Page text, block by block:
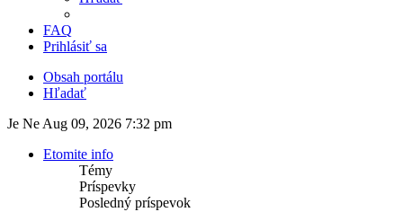
FAQ
Prihlásiť sa
Obsah portálu
Hľadať
Je Ne Aug 09, 2026 7:32 pm
Etomite info
Témy
Príspevky
Posledný príspevok